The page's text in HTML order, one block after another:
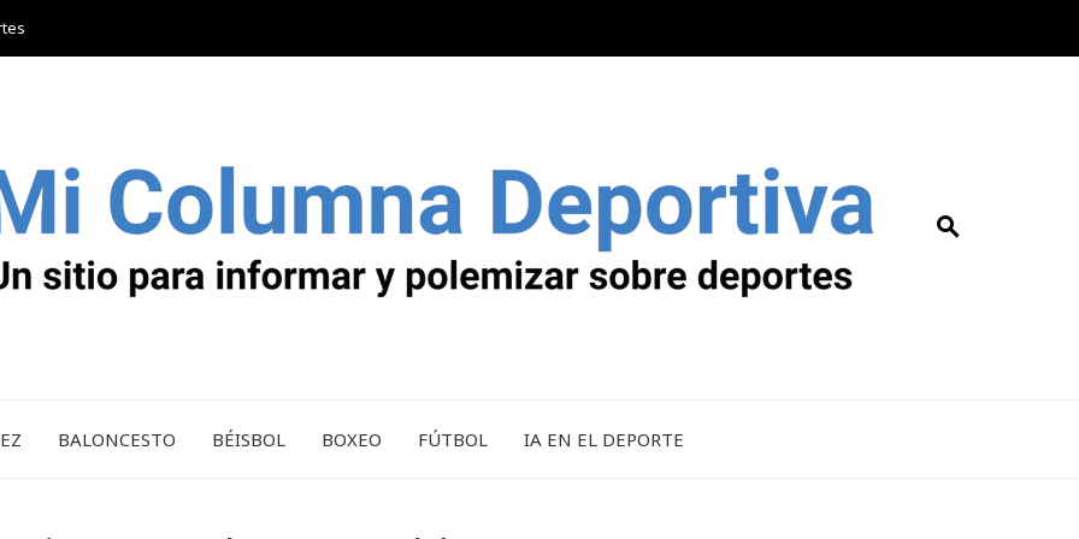
BALONCESTO BÉISBOL BOXEO FÚTBOL IA EN EL DEPORTE